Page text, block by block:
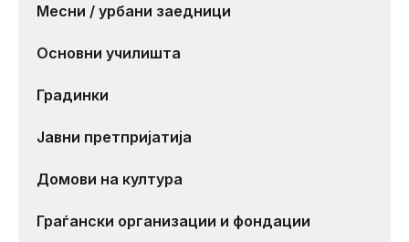
Месни / урбани заедници
Основни училишта
Градинки
Јавни претпријатија
Домови на култура
Граѓански организации и фондации